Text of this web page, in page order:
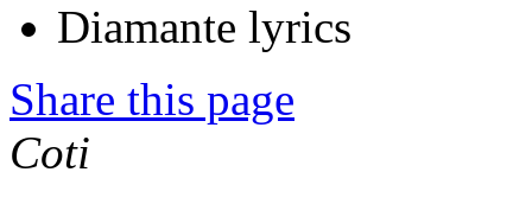
Diamante lyrics
Share this page
Coti